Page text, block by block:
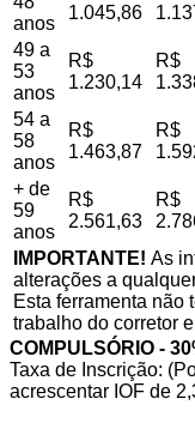
anos
1.045,86
49 a
53
anos
R$
1.230,14
R$
54 a
58
anos
R$
1.463,87
R$
+ de
59
anos
R$
2.561,63
R$
IMPORTANTE! As
alterações a
Esta ferramenta não
trabalho do corretor
COMPULSÓRIO -
Taxa de Inscrição:
acrescentar IOF de